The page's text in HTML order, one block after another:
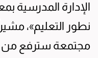
الإدارة المدرسية
نطور التعليم»،
مجتمعة سترفع من